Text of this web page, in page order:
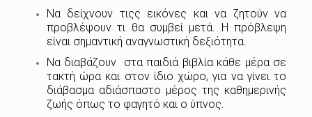
Να δείχνουν τιςς εικόνες και να ζητούν να
προβλέψουν τι θα συμβεί μετά. Η πρόβλεψη
είναι σημαντική αναγνωστική δεξιότητα.
Να διαβάζουν στα παιδιά βιβλία κάθε μέρα σε
τακτή ώρα και στον ίδιο χώρο, για να γίνει το
διάβασμα αδιάσπαστο μέρος της καθημερινής
ζωής όπως το φαγητό και ο ύπνος.